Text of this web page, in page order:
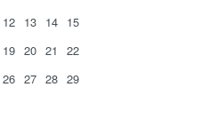
12 13 14 15
19 20 21
22
26 27 28 29